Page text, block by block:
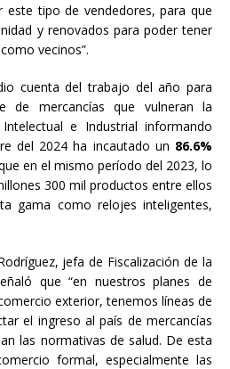
este tipo de vendedores, para que
y renovados para poder tener
vecinos”.
cuenta del trabajo del año para
de mercancías que vulneran la
e Industrial informando
del 2024 ha incautado un 86.6%
en el mismo período del 2023, lo
300 mil productos entre ellos
gama como relojes inteligentes,
jefa de Fiscalización de la
que “en nuestros planes de
exterior, tenemos líneas de
el ingreso al país de mercancías
las normativas de salud. De esta
formal, especialmente las